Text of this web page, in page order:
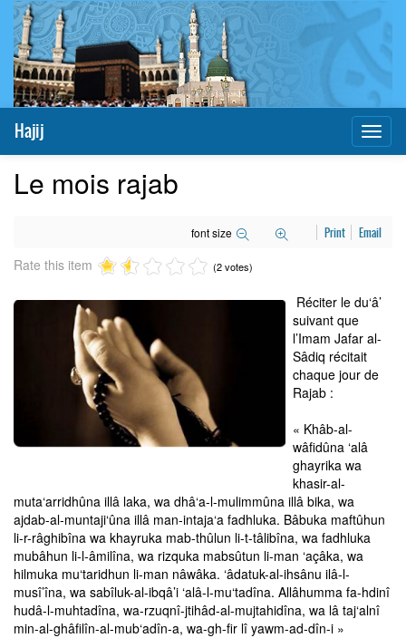
Hajij
Le mois rajab
font size Print Email
Rate this item (2 votes)
Réciter le du‘â’
suivant que
l’Imam Jafar al-
Sâdiq récitait
chaque jour de
Rajab :
« Khâb-al-
wâfidûna ‘alâ
ghayrika wa
khasir-al-
muta‘arridhûna illâ laka, wa dhâ‘a-l-mulimmûna illâ bika, wa
ajdab-al-muntaji‘ûna illâ man-intaja‘a fadhluka. Bâbuka maftûhun
li-r-râghibîna wa khayruka mab-thûlun li-t-tâlibîna, wa fadhluka
mubâhun li-l-âmilîna, wa rizquka mabsûtun li-man ‘açâka, wa
hilmuka mu‘taridhun li-man nâwâka. ‘âdatuk-al-ihsânu ilâ-l-
musî’îna, wa sabîluk-al-ibqâ’i ‘alâ-l-mu‘tadîna. Allâhumma fa-hdinî
hudâ-l-muhtadîna, wa-rzuqnî-jtihâd-al-mujtahidîna, wa lâ taj‘alnî
min-al-ghâfilîn-al-mub‘adîn-a, wa-gh-fir lî yawm-ad-dîn-i »